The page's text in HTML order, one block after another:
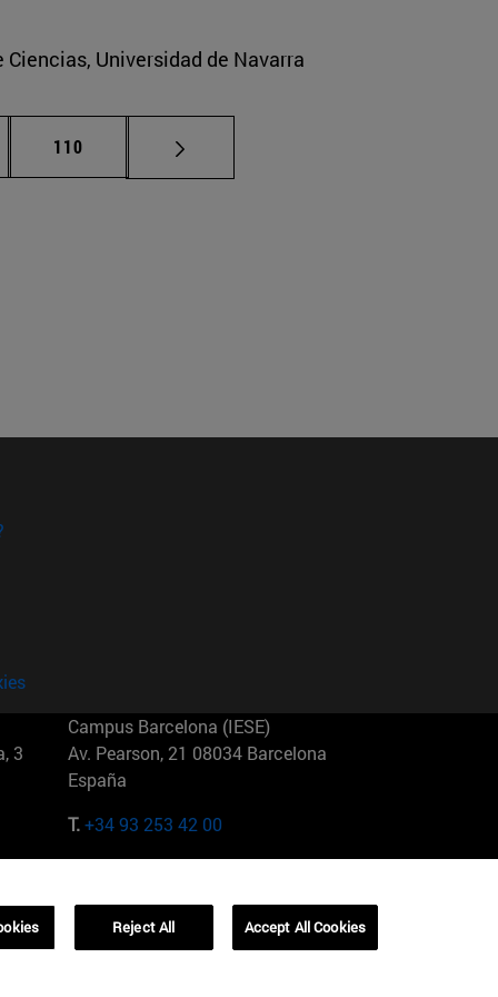
Universidad de Navarra
intermedias Use TAB para desplazarse.
Página
110
3
Campus Barcelona (IESE)
Av. Pearson, 21 08034 Barcelona
España
T.+34 93 253 42 00
01321001 Bela Vista Brasil
Reject All Accept All Cookies